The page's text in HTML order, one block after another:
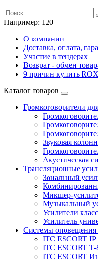
Например: 120
О компании
Доставка, оплата,
Участие в тендерах
Возврат - обмен
9 причин купить
Каталог товаров
Громкоговорители
Звуковая
Акустическая
Трансляционные
Зональный
Микшер-
Музыкальный
Усилители
Усилитель
Системы оповещения
ITC ESCORT IP
ITC ESCORT T-
ITC ESCORT